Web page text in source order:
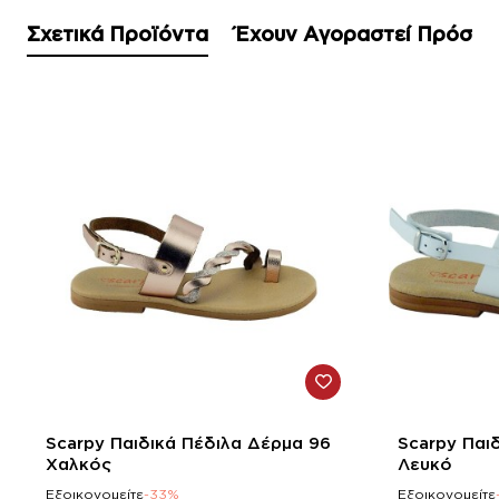
Σχετικά Προϊόντα Έχουν Αγοραστεί
-33%
Scarpy Παιδικά Πέδιλα Δέρμα 96
Χαλκός
Εξοικονομείτε-33%
-33%
Scarpy
Λευκό
Εξοικονομείτε